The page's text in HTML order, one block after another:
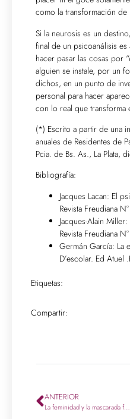
como la transformación de
Si la neurosis es un
final de un psicoanálisis
hacer pasar las cosas por
alguien se instale, por un
dichos, en un punto de
personal para hacer
con lo real que transforma
(*) Escrito a partir de una
anuales de Residentes de
Pcia. de Bs. As., La Plata,
Bibliografía:
Jacques Lacan: El
Revista Freudiana
Jacques-Alain
Revista Freudiana
Germán García: La
D’escolar. Ed
Etiquetas:
Compartir:
ANTERIOR
La feminidad y la mascarada femenina como creaciones del objeto